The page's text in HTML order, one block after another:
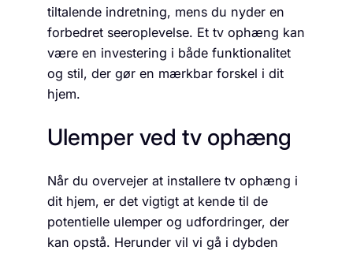
tiltalende indretning, mens du nyder en
forbedret seeroplevelse. Et tv ophæng kan
være en investering i både funktionalitet
og stil, der gør en mærkbar forskel i dit
hjem.
Ulemper ved tv ophæng
Når du overvejer at installere tv ophæng i
dit hjem, er det vigtigt at kende til de
potentielle ulemper og udfordringer, der
kan opstå. Herunder vil vi gå i dybden